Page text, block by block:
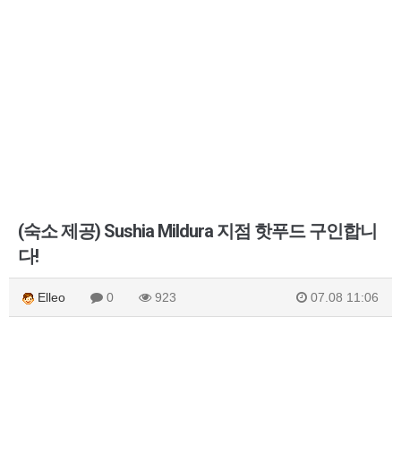
(숙소 제공) Sushia Mildura 지점 핫푸드 구인합니
다!
Elleo 0 923 07.08 11:06